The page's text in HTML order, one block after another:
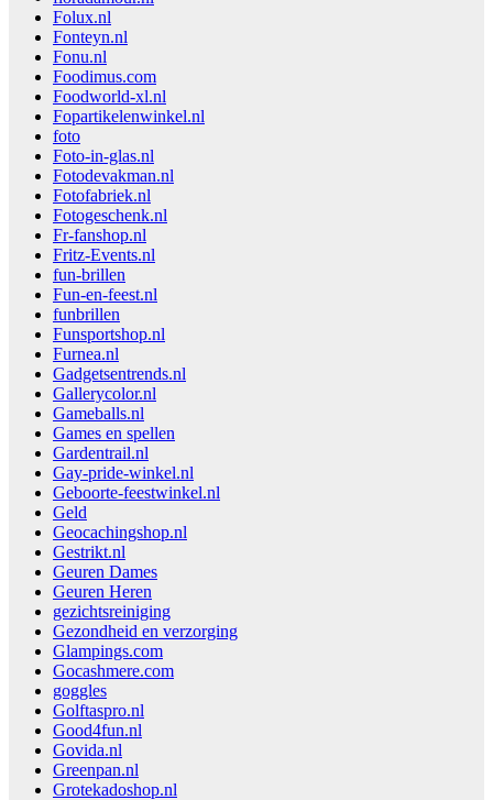
Folux.nl
Fonteyn.nl
Fonu.nl
Foodimus.com
Foodworld-xl.nl
Fopartikelenwinkel.nl
foto
Foto-in-glas.nl
Fotodevakman.nl
Fotofabriek.nl
Fotogeschenk.nl
Fr-fanshop.nl
Fritz-Events.nl
fun-brillen
Fun-en-feest.nl
funbrillen
Funsportshop.nl
Furnea.nl
Gadgetsentrends.nl
Gallerycolor.nl
Gameballs.nl
Games en spellen
Gardentrail.nl
Gay-pride-winkel.nl
Geboorte-feestwinkel.nl
Geld
Geocachingshop.nl
Gestrikt.nl
Geuren Dames
Geuren Heren
gezichtsreiniging
Gezondheid en verzorging
Glampings.com
Gocashmere.com
goggles
Golftaspro.nl
Good4fun.nl
Govida.nl
Greenpan.nl
Grotekadoshop.nl